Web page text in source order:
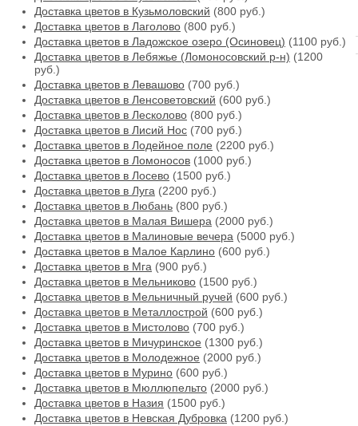
Доставка цветов в Кузьмоловский (800 руб.)
Доставка цветов в Лаголово (800 руб.)
Доставка цветов в Ладожское озеро (Осиновец) (1100 руб.)
Доставка цветов в Лебяжье (Ломоносовский р-н) (1200
руб.)
Доставка цветов в Левашово (700 руб.)
Доставка цветов в Ленсоветовский (600 руб.)
Доставка цветов в Лесколово (800 руб.)
Доставка цветов в Лисий Нос (700 руб.)
Доставка цветов в Лодейное поле (2200 руб.)
Доставка цветов в Ломоносов (1000 руб.)
Доставка цветов в Лосево (1500 руб.)
Доставка цветов в Луга (2200 руб.)
Доставка цветов в Любань (800 руб.)
Доставка цветов в Малая Вишера (2000 руб.)
Доставка цветов в Малиновые вечера (5000 руб.)
Доставка цветов в Малое Карлино (600 руб.)
Доставка цветов в Мга (900 руб.)
Доставка цветов в Мельниково (1500 руб.)
Доставка цветов в Мельничный ручей (600 руб.)
Доставка цветов в Металлострой (600 руб.)
Доставка цветов в Мистолово (700 руб.)
Доставка цветов в Мичуринское (1300 руб.)
Доставка цветов в Молодежное (2000 руб.)
Доставка цветов в Мурино (600 руб.)
Доставка цветов в Мюллюпельто (2000 руб.)
Доставка цветов в Назия (1500 руб.)
Доставка цветов в Невская Дубровка (1200 руб.)